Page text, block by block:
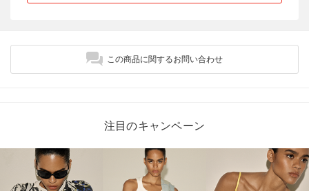
この商品に関するお問い合わせ
注目のキャンペーン